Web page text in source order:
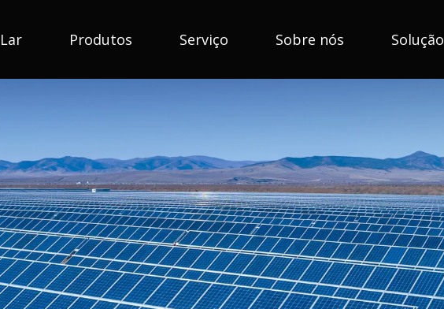
Lar Produtos Serviço Sobre nós Solução